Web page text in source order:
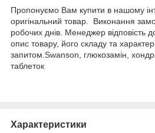
Пропонуємо Вам купити в нашому
оригінальний товар. Виконання
робочих днів. Менеджер відповість
опис товару, його складу та
запитом.Swanson, глюкозамін,
таблеток
Характеристики